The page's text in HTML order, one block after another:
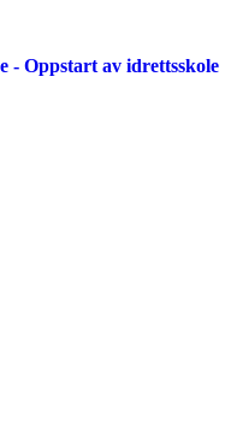
- Oppstart av idrettsskole